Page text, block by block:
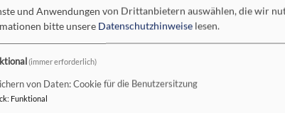
und Veranstaltungen
in den
der Kirchengemeinden(HIER bitte
und Anwendungen von Drittanbietern auswählen, die wir
bitte unsere Datenschutzhinweise lesen.
(immer erforderlich)
von Daten: Cookie für die Benutzersitzung
: Funktional